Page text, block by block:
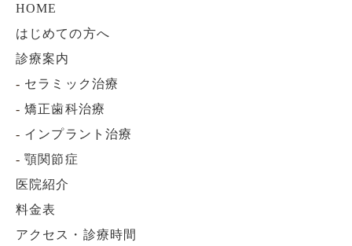
HOME
はじめての方へ
診療案内
- セラミック治療
-矯正歯科治療
- インプラント治療
-顎関節症
医院紹介
料金表
アクセス・診療時間